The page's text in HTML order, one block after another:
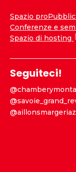
Spazio pro
Conferenze e
Spazio di hosting
Seguiteci!
@aillonsmargeriaz